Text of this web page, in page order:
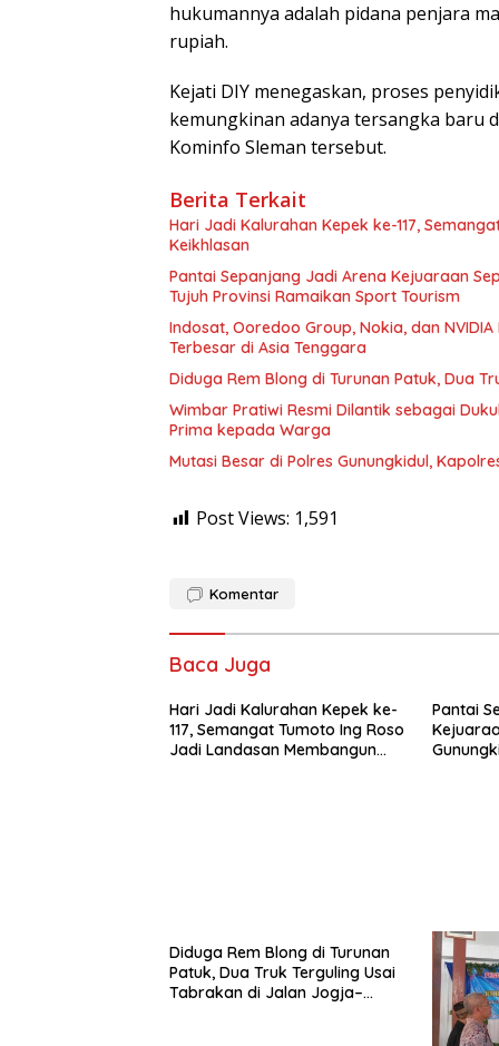
hukumannya adalah pidana penjara
rupiah.
Kejati DIY menegaskan, proses
kemungkinan adanya tersangka baru
Kominfo Sleman tersebut.
Berita Terkait
Hari Jadi Kalurahan Kepek ke-117,
Keikhlasan
Pantai Sepanjang Jadi Arena Kejuaraan
Tujuh Provinsi Ramaikan Sport Tourism
Indosat, Ooredoo Group, Nokia, dan
Terbesar di Asia Tenggara
Diduga Rem Blong di Turunan Patuk, Dua
Wimbar Pratiwi Resmi Dilantik sebagai
Prima kepada Warga
Mutasi Besar di Polres Gunungkidul,
Post Views: 1,591
Komentar
Baca Juga
Hari Jadi Kalurahan Kepek ke-
117, Semangat Tumoto Ing Roso
Jadi Landasan Membangun
Pantai
Diduga Rem Blong di Turunan
Patuk, Dua Truk Terguling Usai
Tabrakan di Jalan Jogja–